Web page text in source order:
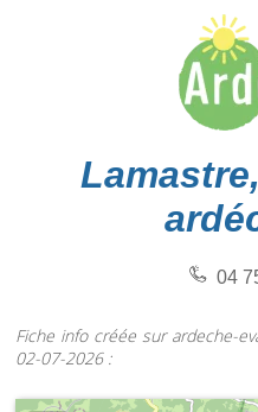
04
Fiche info créée sur ardeche-
02-07-2026 :